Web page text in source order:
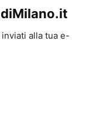
alla tua e-